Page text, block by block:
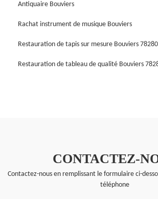
Antiquaire Bouviers
Rachat instrument de musique Bouviers
Restauration de tapis sur mesure Bouviers 78280
Restauration de tableau de qualité Bouviers
CONTACTEZ-
Contactez-nous en remplissant le formulaire ci-
téléphone